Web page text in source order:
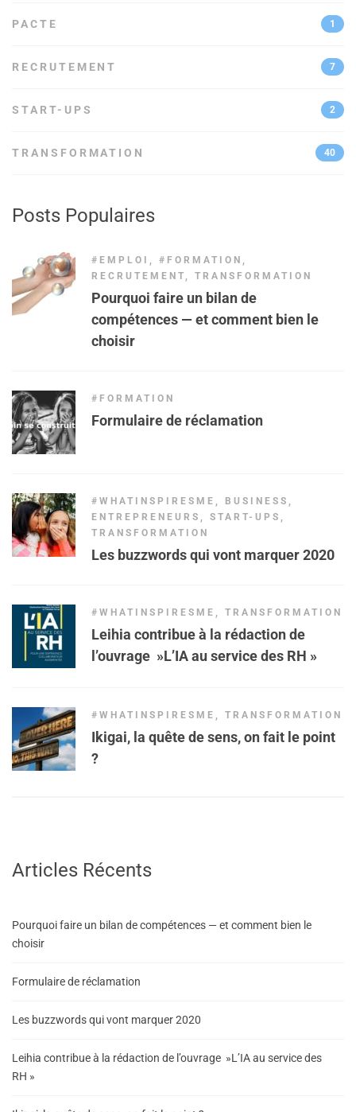
PACTE 1
RECRUTEMENT 7
START-UPS 2
TRANSFORMATION 40
Posts Populaires
#EMPLOI , #FORMATION ,
RECRUTEMENT , TRANSFORMATION
Pourquoi faire un bilan de
compétences — et comment bien le
choisir
#FORMATION
Formulaire de réclamation
#WHATINSPIRESME , BUSINESS ,
ENTREPRENEURS , START-UPS ,
TRANSFORMATION
Les buzzwords qui vont marquer 2020
#WHATINSPIRESME , TRANSFORMATION
Leihia contribue à la rédaction de
l’ouvrage »L’IA au service des RH »
#WHATINSPIRESME , TRANSFORMATION
Ikigai, la quête de sens, on fait le point
?
Articles Récents
Pourquoi faire un bilan de compétences — et comment bien le
choisir
Formulaire de réclamation
Les buzzwords qui vont marquer 2020
Leihia contribue à la rédaction de l’ouvrage »L’IA au service des
RH »